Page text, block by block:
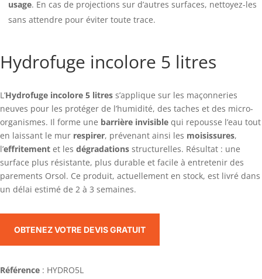
usage. En cas de projections sur d’autres surfaces, nettoyez-les
sans attendre pour éviter toute trace.
Hydrofuge incolore 5 litres
L’Hydrofuge incolore 5 litres s’applique sur les maçonneries
neuves pour les protéger de l’humidité, des taches et des micro-
organismes. Il forme une barrière invisible qui repousse l’eau tout
en laissant le mur respirer, prévenant ainsi les moisissures,
l’effritement et les dégradations structurelles. Résultat : une
surface plus résistante, plus durable et facile à entretenir des
parements Orsol. Ce produit, actuellement en stock, est livré dans
un délai estimé de 2 à 3 semaines.
OBTENEZ VOTRE DEVIS GRATUIT
Référence : HYDRO5L